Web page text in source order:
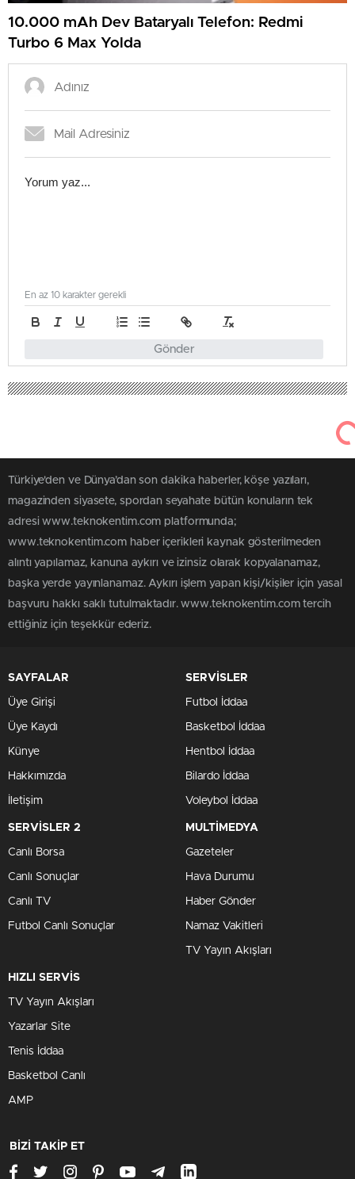
10.000 mAh Dev Bataryalı Telefon: Redmi
Turbo 6 Max Yolda
Gönder
En az 10 karakter gerekli
Türkiye'den ve Dünya’dan son dakika haberler, köşe yazıları,
magazinden siyasete, spordan seyahate bütün konuların tek
adresi www.teknokentim.com platformunda;
www.teknokentim.com haber içerikleri kaynak gösterilmeden
alıntı yapılamaz, kanuna aykırı ve izinsiz olarak kopyalanamaz,
başka yerde yayınlanamaz. Aykırı işlem yapan kişi/kişiler için yasal
başvuru hakkı saklı tutulmaktadır. www.teknokentim.com tercih
ettiğiniz için teşekkür ederiz.
SAYFALAR
Üye Girişi
Üye Kaydı
Künye
Hakkımızda
İletişim
SERVİSLER
Futbol İddaa
Basketbol İddaa
Hentbol İddaa
Bilardo İddaa
Voleybol İddaa
SERVİSLER 2
Canlı Borsa
Canlı Sonuçlar
Canlı TV
Futbol Canlı Sonuçlar
MULTİMEDYA
Gazeteler
Hava Durumu
Haber Gönder
Namaz Vakitleri
TV Yayın Akışları
HIZLI SERVİS
TV Yayın Akışları
Yazarlar Site
Tenis İddaa
Basketbol Canlı
AMP
BİZİ TAKİP ET